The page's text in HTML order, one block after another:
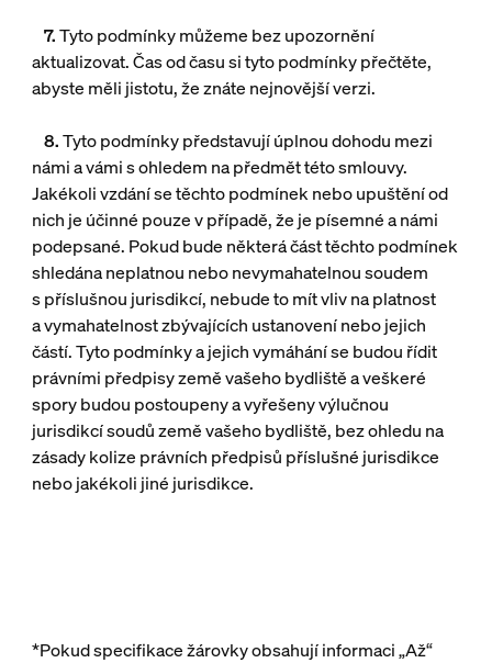
7.Tyto podmínky můžeme bez upozornění
aktualizovat. Čas od času si tyto podmínky přečtěte,
abyste měli jistotu, že znáte nejnovější verzi.
8.Tyto podmínky představují úplnou dohodu mezi
námi a vámi s ohledem na předmět této smlouvy.
Jakékoli vzdání se těchto podmínek nebo upuštění od
nich je účinné pouze v případě, že je písemné a námi
podepsané. Pokud bude některá část těchto podmínek
shledána neplatnou nebo nevymahatelnou soudem
s příslušnou jurisdikcí, nebude to mít vliv na platnost
a vymahatelnost zbývajících ustanovení nebo jejich
částí. Tyto podmínky a jejich vymáhání se budou řídit
právními předpisy země vašeho bydliště a veškeré
spory budou postoupeny a vyřešeny výlučnou
jurisdikcí soudů země vašeho bydliště, bez ohledu na
zásady kolize právních předpisů příslušné jurisdikce
nebo jakékoli jiné jurisdikce.
*Pokud specifikace žárovky obsahují informaci „Až“